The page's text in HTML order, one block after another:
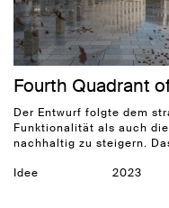
Fourth Quadrant
Der Entwurf folgte dem
Funktionalität als auch
nachhaltig zu steigern.
Idee 2023